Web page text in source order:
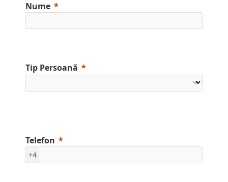
Nume
Tip Persoană
Telefon
+4